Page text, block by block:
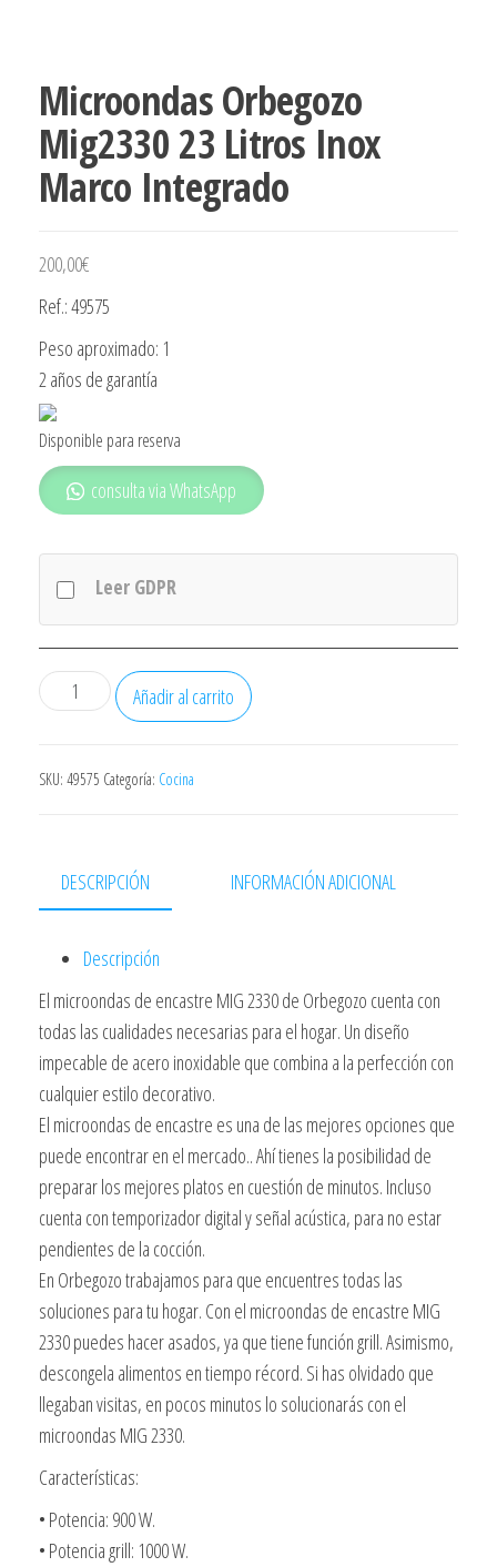
Microondas Orbegozo
Mig2330 23 Litros Inox
Marco Integrado
200,00€
Ref.: 49575
Peso aproximado: 1
2 años de garantía
Disponible para reserva
consulta via WhatsApp
Leer GDPR
Microondas
Orbegozo
23
Marco
Integrado
Añadir al carrito
SKU: 49575 Categoría: Cocina
DESCRIPCIÓN INFORMACIÓN ADICIONAL
Descripción
El microondas de encastre MIG 2330 de Orbegozo cuenta con
todas las cualidades necesarias para el hogar. Un diseño
impecable de acero inoxidable que combina a la perfección con
cualquier estilo decorativo.
El microondas de encastre es una de las mejores opciones que
puede encontrar en el mercado.. Ahí tienes la posibilidad de
preparar los mejores platos en cuestión de minutos. Incluso
cuenta con temporizador digital y señal acústica, para no estar
pendientes de la cocción.
En Orbegozo trabajamos para que encuentres todas las
soluciones para tu hogar. Con el microondas de encastre MIG
2330 puedes hacer asados, ya que tiene función grill. Asimismo,
descongela alimentos en tiempo récord. Si has olvidado que
llegaban visitas, en pocos minutos lo solucionarás con el
microondas MIG 2330.
Características:
• Potencia: 900 W.
• Potencia grill: 1000 W.